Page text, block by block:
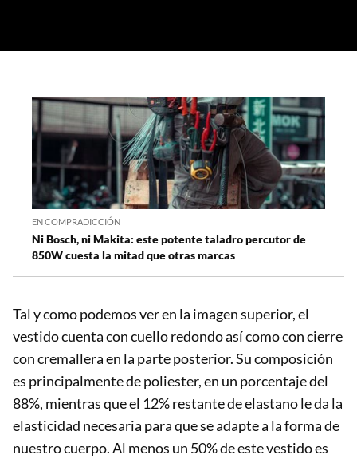
EN COMPRADICCIÓN
Ni Bosch, ni Makita: este potente taladro percutor de
850W cuesta la mitad que otras marcas
Tal y como podemos ver en la imagen superior, el
vestido cuenta con cuello redondo así como con cierre
con cremallera en la parte posterior. Su composición
es principalmente de poliester, en un porcentaje del
88%, mientras que el 12% restante de elastano le da la
elasticidad necesaria para que se adapte a la forma de
nuestro cuerpo. Al menos un 50% de este vestido es